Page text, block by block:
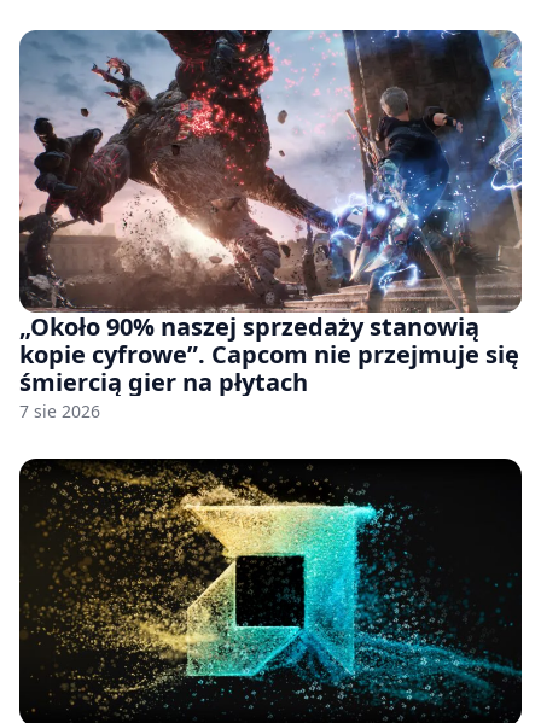
„Około 90% naszej sprzedaży stanowią
kopie cyfrowe”. Capcom nie przejmuje się
śmiercią gier na płytach
7 sie 2026